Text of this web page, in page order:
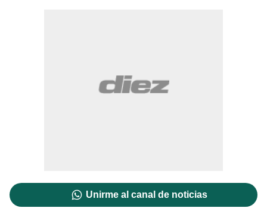
Unirme al canal de noticias